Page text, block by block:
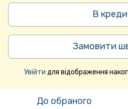
В
Замовити
% Увійти для відображення
До обраного